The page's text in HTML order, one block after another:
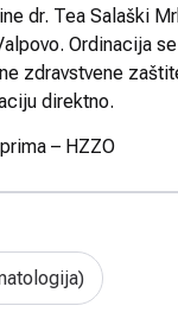
dr. Tea Salaški
Ordinacija
zdravstvene
direktno.
– HZZO